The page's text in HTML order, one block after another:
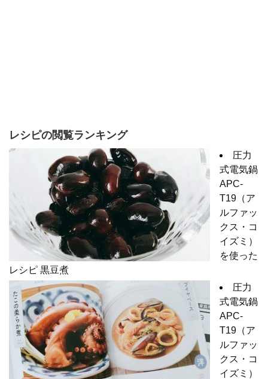
レシピの閲覧ランキング
圧力
式電気鍋
APC-
T19（ア
ルファッ
クス・コ
イズミ）
を使った
レシピ 黒豆煮
圧力
式電気鍋
APC-
T19（ア
ルファッ
クス・コ
イズミ）